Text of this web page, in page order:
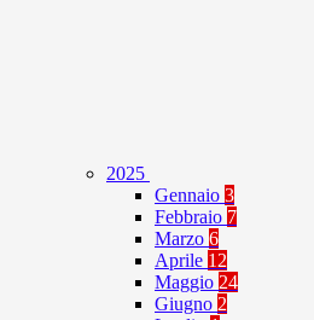
2025
Gennaio 3
Febbraio 7
Marzo 6
Aprile 12
Maggio 24
Giugno 2